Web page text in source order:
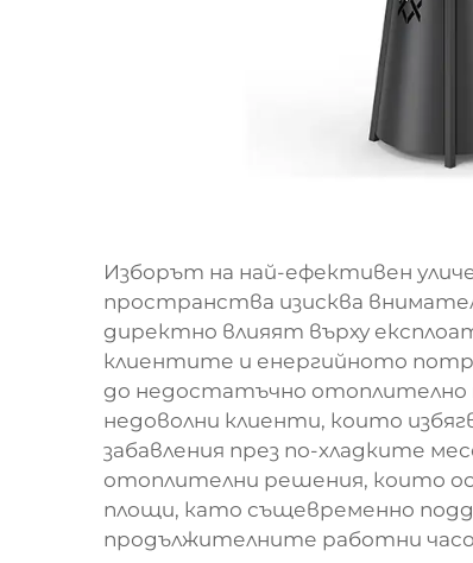
Изборът на най-ефективен
пространства изисква
директно влияят върху
клиентите и енергийното
до недостатъчно отоплително
недоволни клиенти, които
забавления през по-хладките
отоплителни решения, които
площи, като същевременно
продължителните работни